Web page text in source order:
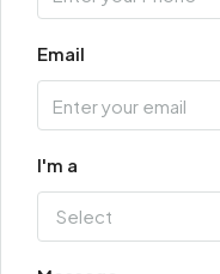
Email
I'm a
Select